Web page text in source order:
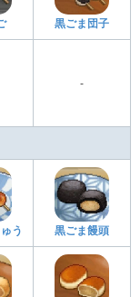
黒ごま団子
-
う 黒ごま饅頭